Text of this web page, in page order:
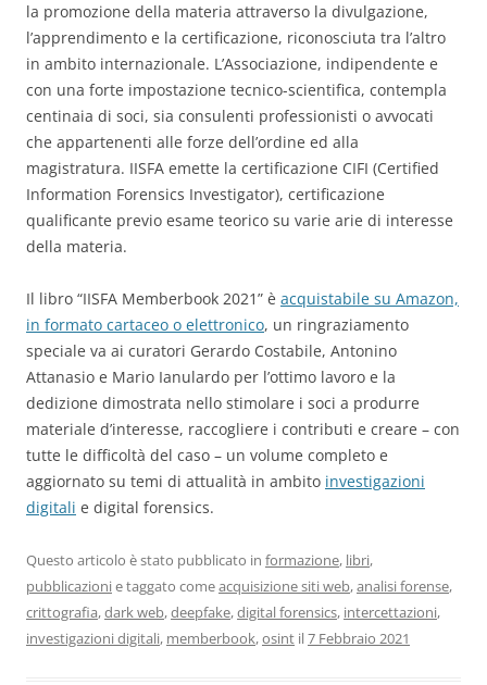
la promozione della materia attraverso la divulgazione,
l’apprendimento e la certificazione, riconosciuta tra l’altro
in ambito internazionale. L’Associazione, indipendente e
con una forte impostazione tecnico-scientifica, contempla
centinaia di soci, sia consulenti professionisti o avvocati
che appartenenti alle forze dell’ordine ed alla
magistratura. IISFA emette la certificazione CIFI (Certified
Information Forensics Investigator), certificazione
qualificante previo esame teorico su varie arie di interesse
della materia.
Il libro “IISFA Memberbook 2021” è acquistabile su Amazon,
in formato cartaceo o elettronico, un ringraziamento
speciale va ai curatori Gerardo Costabile, Antonino
Attanasio e Mario Ianulardo per l’ottimo lavoro e la
dedizione dimostrata nello stimolare i soci a produrre
materiale d’interesse, raccogliere i contributi e creare – con
tutte le difficoltà del caso – un volume completo e
aggiornato su temi di attualità in ambito investigazioni
digitali e digital forensics.
Questo articolo è stato pubblicato in formazione, libri,
pubblicazionie taggato comeacquisizione siti web,analisi forense,
crittografia,dark web,deepfake,digital forensics, intercettazioni,
investigazioni digitali, memberbook,osint il7 Febbraio 2021